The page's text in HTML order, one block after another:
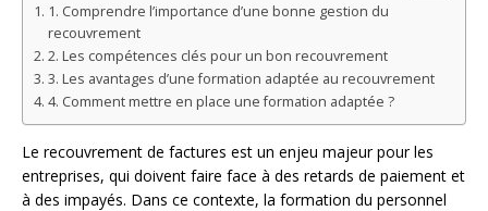
1. Comprendre l’importance d’une bonne gestion du
recouvrement
2. Les compétences clés pour un bon recouvrement
3. Les avantages d’une formation adaptée au recouvrement
4. Comment mettre en place une formation adaptée ?
Le recouvrement de factures est un enjeu majeur pour les
entreprises, qui doivent faire face à des retards de paiement et
à des impayés. Dans ce contexte, la formation du personnel